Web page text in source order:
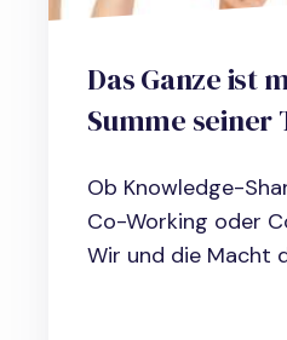
Das Ganze ist
Summe seiner
und
Ob Knowledge-
Co-Working oder
Wir und die Macht